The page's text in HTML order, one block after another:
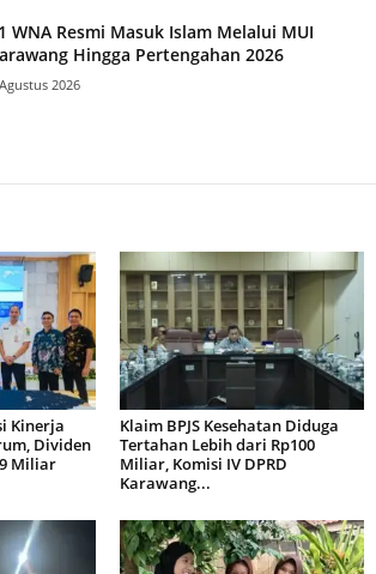
WNA Resmi Masuk Islam Melalui MUI
Hingga Pertengahan 2026
2026
Kinerja
Dividen
Miliar
Klaim BPJS Kesehatan Diduga
Tertahan Lebih dari Rp100
Miliar, Komisi IV DPRD
Karawang...